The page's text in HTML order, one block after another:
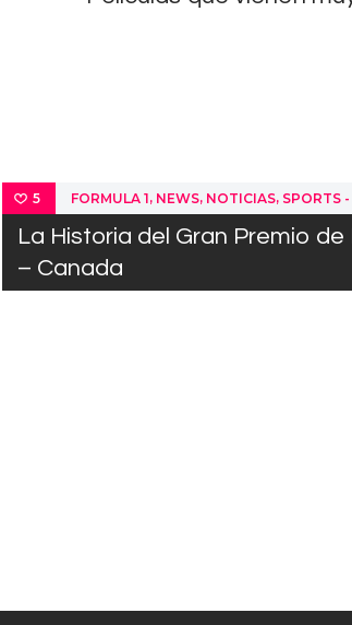
5 FORMULA 1, NEWS, NOTICIAS, SPORTS
La Historia del Gran Premio
– Canada